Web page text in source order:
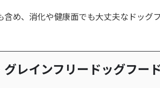
含め、消化や健康面でも大丈夫なドッグ
レインフリードッグフー